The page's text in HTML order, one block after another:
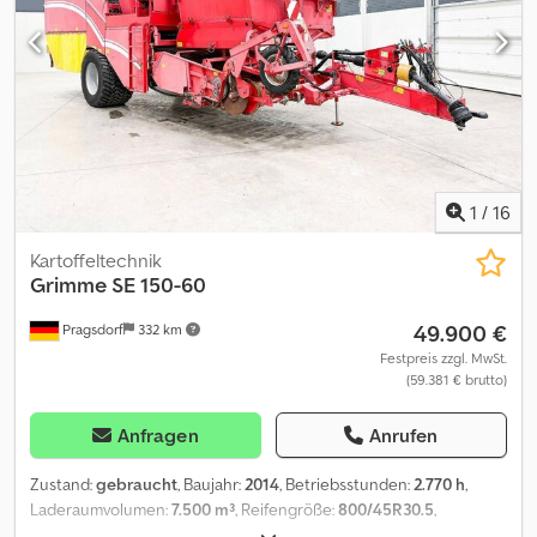
Platten (0820) 3. Trenngerät ClodSep (UB) (0830) Trenngerät:
zwei zweireihige (0840) Fingerabstreifbänder (0850) Abstreifer 3.
Trenngerät Glattwalze (0860) /Spiralwalzen-Abstreifer (0870)
Abstreifer 3. Trenngeraet (0880) Doppelabstreiferwalze (0890)
Ausfuehrung Fingerband V-Förmige (0900) Fingeranordnung für
(0910) höhere Durchsatzleistung (0920) Höhenverstellung des
Fingerbandes (0930) rechts und links, vom Terminal (0940)
Höhenverstellung der Abstreifwalzen vom (0950) 2. Trenngerät
vom Terminal (0960) Mechanisc
1 / 16
Pragsdorf 332 km
Kartoffeltechnik
Grimme SE 150-60
49.900 €
Festpreis zzgl. MwSt.
(59.381 € brutto)
Anfragen Anrufen
Zustand:gebraucht, Baujahr:2014, Betriebsstunden:2.770 h,
Laderaumvolumen:7.500 m³, Reifengröße:800/45R30.5,